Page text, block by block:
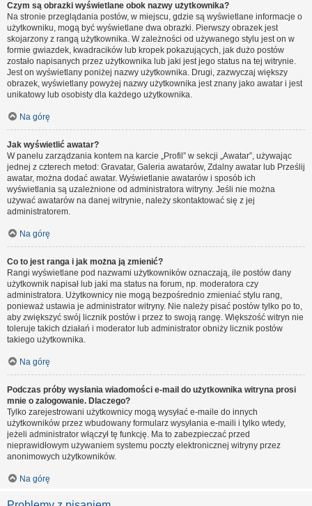
Czym są obrazki wyświetlane obok nazwy użytkownika?
Na stronie przeglądania postów, w miejscu, gdzie są wyświetlane informacje o
użytkowniku, mogą być wyświetlane dwa obrazki. Pierwszy obrazek jest
skojarzony z rangą użytkownika. W zależności od używanego stylu jest on w
formie gwiazdek, kwadracików lub kropek pokazujących, jak dużo postów
zostało napisanych przez użytkownika lub jaki jest jego status na tej witrynie.
Jest on wyświetlany poniżej nazwy użytkownika. Drugi, zazwyczaj większy
obrazek, wyświetlany powyżej nazwy użytkownika jest znany jako awatar i jest
unikatowy lub osobisty dla każdego użytkownika.
Na górę
Jak wyświetlić awatar?
W panelu zarządzania kontem na karcie „Profil” w sekcji „Awatar”, używając
jednej z czterech metod: Gravatar, Galeria awatarów, Zdalny awatar lub Prześlij
awatar, można dodać awatar. Wyświetlanie awatarów i sposób ich
wyświetlania są uzależnione od administratora witryny. Jeśli nie można
używać awatarów na danej witrynie, należy skontaktować się z jej
administratorem.
Na górę
Co to jest ranga i jak można ją zmienić?
Rangi wyświetlane pod nazwami użytkowników oznaczają, ile postów dany
użytkownik napisał lub jaki ma status na forum, np. moderatora czy
administratora. Użytkownicy nie mogą bezpośrednio zmieniać stylu rang,
ponieważ ustawia je administrator witryny. Nie należy pisać postów tylko po to,
aby zwiększyć swój licznik postów i przez to swoją rangę. Większość witryn nie
toleruje takich działań i moderator lub administrator obniży licznik postów
takiego użytkownika.
Na górę
Podczas próby wysłania wiadomości e-mail do użytkownika witryna prosi
mnie o zalogowanie. Dlaczego?
Tylko zarejestrowani użytkownicy mogą wysyłać e-maile do innych
użytkowników przez wbudowany formularz wysyłania e-maili i tylko wtedy,
jeżeli administrator włączył tę funkcję. Ma to zabezpieczać przed
nieprawidłowym używaniem systemu poczty elektronicznej witryny przez
anonimowych użytkowników.
Na górę